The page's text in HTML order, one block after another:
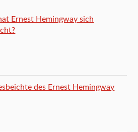
Ernest Hemingway sich
des Ernest Hemingway